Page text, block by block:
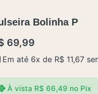
Bolinha P
69,99
Em até 6x de R$11,67
À vista R$ 66,49 no Pix